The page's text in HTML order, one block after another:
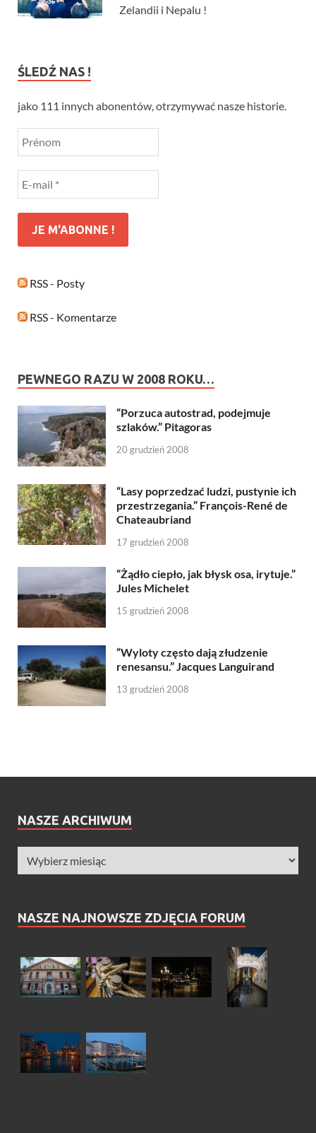
Zelandii i Nepalu !
ŚLEDŹ NAS !
jako 111 innych abonentów, otrzymywać nasze historie.
RSS - Posty
RSS - Komentarze
PEWNEGO RAZU W 2008 ROKU…
“Porzuca autostrad, podejmuje
szlaków.” Pitagoras
20 grudzień 2008
“Lasy poprzedzać ludzi, pustynie ich
przestrzegania.” François-René de
Chateaubriand
17 grudzień 2008
“Żądło ciepło, jak błysk osa, irytuje.”
Jules Michelet
15 grudzień 2008
“Wyloty często dają złudzenie
renesansu.” Jacques Languirand
13 grudzień 2008
NASZE ARCHIWUM
NASZE NAJNOWSZE ZDJĘCIA FORUM